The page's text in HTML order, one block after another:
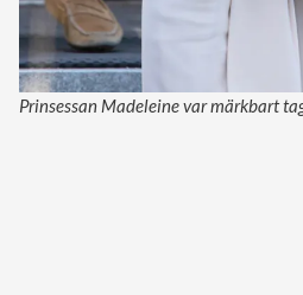
Prinsessan Madeleine var märkbart